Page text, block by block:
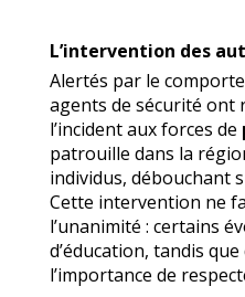
L’intervention des
Alertés par le
agents de sécurité ont
l’incident aux forces de
patrouille dans la
individus, débouchant
Cette intervention ne
l’unanimité : certains
d’éducation, tandis
l’importance de